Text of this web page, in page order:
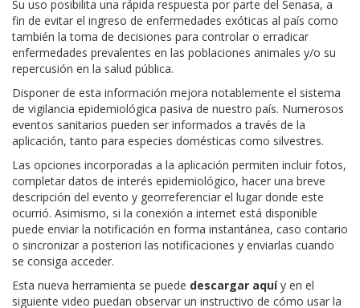
Su uso posibilita una rápida respuesta por parte del Senasa, a
fin de evitar el ingreso de enfermedades exóticas al país como
también la toma de decisiones para controlar o erradicar
enfermedades prevalentes en las poblaciones animales y/o su
repercusión en la salud pública.
Disponer de esta información mejora notablemente el sistema
de vigilancia epidemiológica pasiva de nuestro país. Numerosos
eventos sanitarios pueden ser informados a través de la
aplicación, tanto para especies domésticas como silvestres.
Las opciones incorporadas a la aplicación permiten incluir fotos,
completar datos de interés epidemiológico, hacer una breve
descripción del evento y georreferenciar el lugar donde este
ocurrió. Asimismo, si la conexión a internet está disponible
puede enviar la notificación en forma instantánea, caso contario
o sincronizar a posteriori las notificaciones y enviarlas cuando
se consiga acceder.
Esta nueva herramienta se puede descargar aquíy en el
siguiente video puedan observar un instructivo de cómo usar la